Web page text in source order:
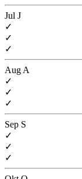
Jul J
✓
✓
✓
Aug A
✓
✓
✓
Sep S
✓
✓
✓